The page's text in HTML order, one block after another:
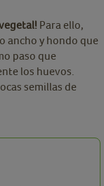
Para ello,
ancho y hondo que
paso que
los huevos.
semillas de